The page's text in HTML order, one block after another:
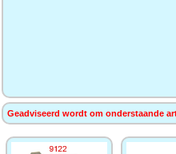
Geadviseerd wordt om onderstaande